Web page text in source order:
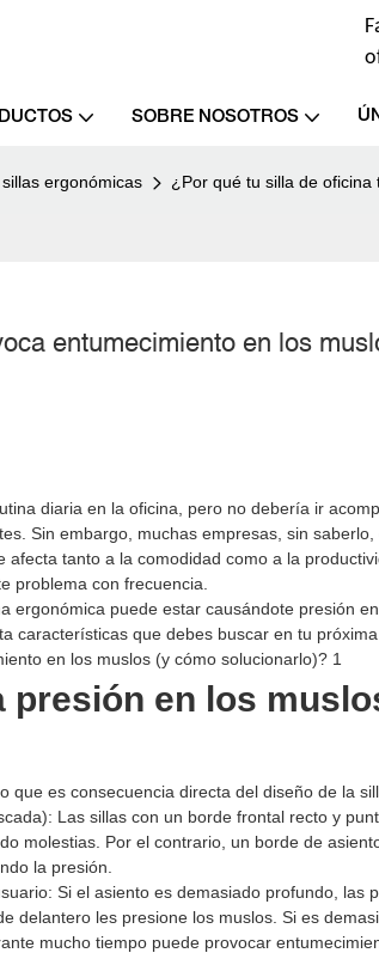
SOBRE NOSOTROS
ergonómicas ¿Por qué tu silla de
entumecimiento en los
diaria en la oficina, pero no debería ir
Sin embargo, muchas empresas, sin
tanto a la comodidad como a la
problema con frecuencia.
ergonómica puede estar causándote presión
características que debes buscar en tu
presión en los
es consecuencia directa del diseño de la
Las sillas con un borde frontal recto y
molestias. Por el contrario, un borde de
la presión.
Si el asiento es demasiado profundo, las
delantero les presione los muslos. Si es
mucho tiempo puede provocar